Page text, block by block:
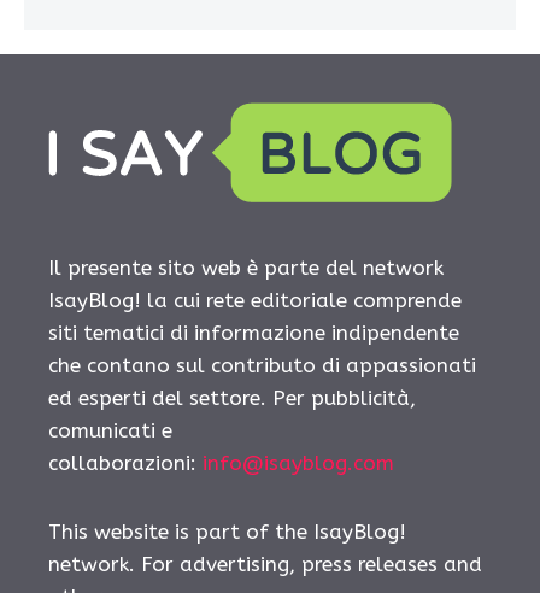
Il presente sito web è parte del network
IsayBlog! la cui rete editoriale comprende
siti tematici di informazione indipendente
che contano sul contributo di appassionati
ed esperti del settore. Per pubblicità,
comunicati e
collaborazioni: info@isayblog.com
This website is part of the IsayBlog!
network. For advertising, press releases and